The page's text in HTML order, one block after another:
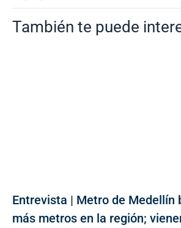
También te puede
Entrevista | Metro de Medellín
más metros en la región;